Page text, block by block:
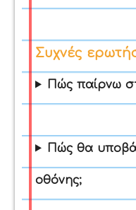
Συχνές
Πώς παίρνω
Πώς θα
οθόνης;